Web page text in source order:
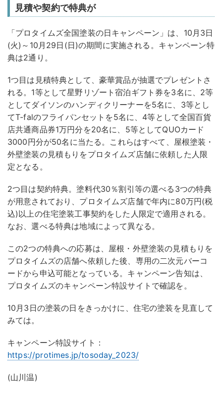
見積や契約で特典が
「プロタイムズ全国塗装の日キャンペーン」は、10月3日
(火)～10月29日(日)の期間に実施される。キャンペーン特
典は2通り。
1つ目は見積特典として、豪華賞品が抽選でプレゼントさ
れる。1等として星野リゾート宿泊ギフト券を3名に、2等
としてダイソンのハンディクリーナーを5名に、3等とし
てT-falのフライパンセットを5名に、4等として全国百貨
店共通商品券1万円分を20名に、5等としてQUOカード
3000円分が50名に当たる。これらはすべて、屋根塗装・
外壁塗装の見積もりをプロタイムズ店舗に依頼した人限
定となる。
2つ目は契約特典。塗料代30％割引等の選べる3つの特典
が用意されており、プロタイムズ店舗で年内に80万円(税
込)以上の住宅塗装工事契約をした人限定で適用される。
なお、選べる特典は地域によって異なる。
この2つの特典への応募は、屋根・外壁塗装の見積もりを
プロタイムズの店舗へ依頼した後、専用の二次元バーコ
ードから申込可能となっている。キャンペーン告知は、
プロタイムズのキャンペーン特設サイトで確認を。
10月3日の塗装の日をきっかけに、住宅の塗装を見直して
みては。
キャンペーン特設サイト：
https://protimes.jp/tosoday_2023/
(山川温)